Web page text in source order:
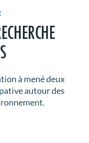
à mené deux
autour des